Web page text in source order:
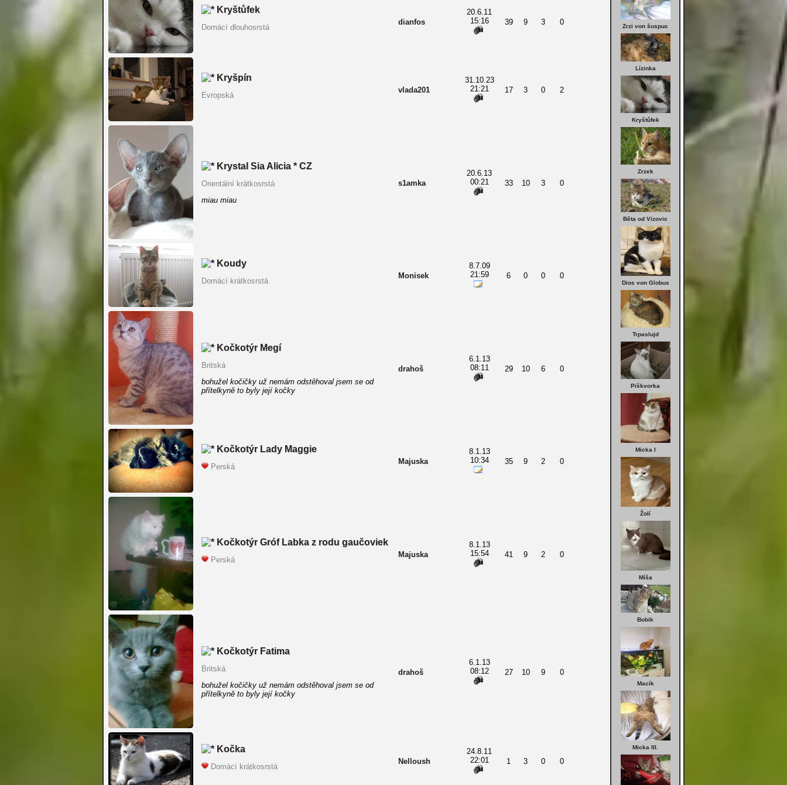
Zrzi von šuspuc
Lízinka
Kryštůfek
Zrzek
Běta od Vizovic
Dios von Globus
Trpaslujd
Piškvorka
Micka I
Žolí
Míša
Bobik
Macík
Micka III.
Kryštůfek
Domácí dlouhosrstá
dianfos
20.6.11
15:16
39 9 3 0
Kryšpín
Evropská
vlada201
31.10.23
21:21
17 3 0 2
Krystal Sia Alicia * CZ
Orientální krátkosrstá
miau miau
s1amka
20.6.13
00:21
33 10 3 0
Koudy
Domácí krátkosrstá
Monisek
8.7.09
21:59
6 0 0 0
Kočkotýr Megí
Britská
bohužel kočičky už nemám odstěhoval jsem se od
přítelkyně to byly její kočky
drahoš
6.1.13
08:11
29 10 6 0
Kočkotýr Lady Maggie
Perská
Majuska
8.1.13
10:34
35 9 2 0
Kočkotýr Gróf Labka z rodu gaučoviek
Perská
Majuska
8.1.13
15:54
41 9 2 0
Kočkotýr Fatima
Britská
bohužel kočičky už nemám odstěhoval jsem se od
přítelkyně to byly její kočky
drahoš
6.1.13
08:12
27 10 9 0
Kočka
Domácí krátkosrstá
Nelloush
24.8.11
22:01
1 3 0 0